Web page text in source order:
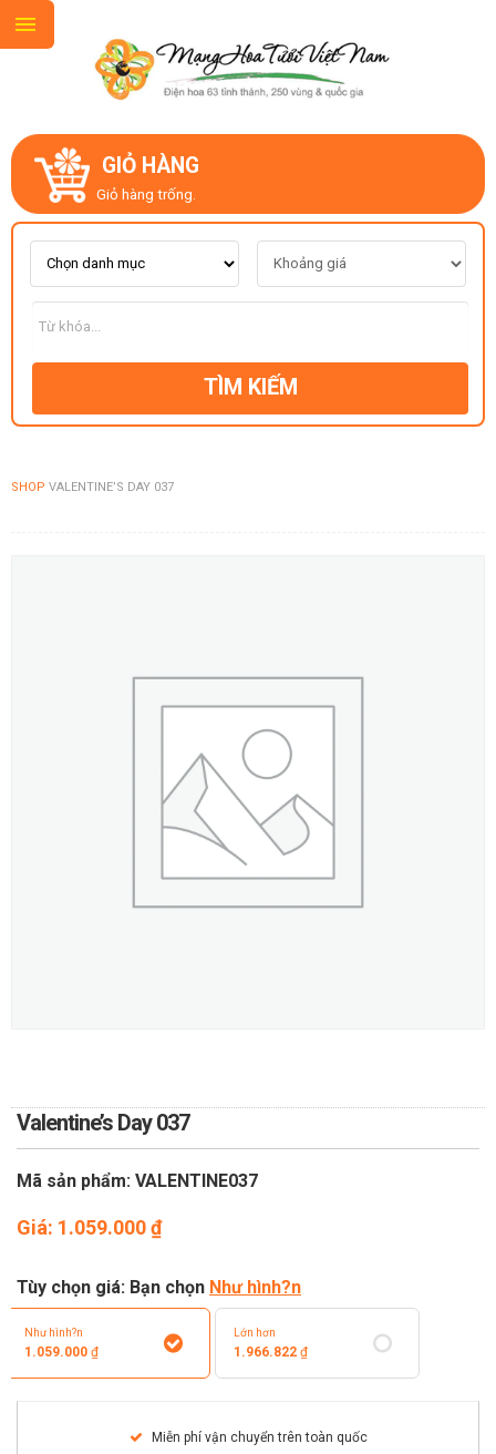
GIỎ HÀNG
Giỏ hàng trống.
TÌM KIẾM
SHOP VALENTINE’S DAY 037
Valentine’s Day 037
Mã sản phẩm: VALENTINE037
Giá: 1.059.000₫
Tùy chọn giá: Bạn chọn Như hình?n
Như hình?n
1.059.000 ₫
Lớn hơn
1.966.822₫
Miễn phí vận chuyển trên toàn quốc
GIỚI THIỆU
LIÊN HỆ
MẪU HOA MỚI
CHỦ ĐỀ
DỊCH VỤ GỬI ĐIỆN HOA VỀ